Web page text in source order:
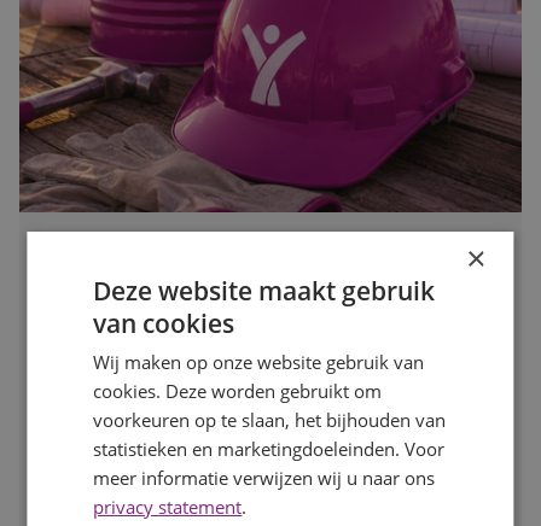
Waarom de bouwvak hét moment is om op zoek te gaan
naar een nieuwe baan
Auteur Mayra Wokke
Veel mensen denken dat solliciteren tijdens de bouwvak
weinig zin heeft. Toch is juist deze periode een slim
moment om op zoek te gaan naar een nieuwe baan. In
deze blog lees je waarom.
LEES MEER
×
Deze website maakt gebruik
van cookies
Wij maken op onze website gebruik van
cookies. Deze worden gebruikt om
voorkeuren op te slaan, het bijhouden van
statistieken en marketingdoeleinden. Voor
meer informatie verwijzen wij u naar ons
privacy statement.